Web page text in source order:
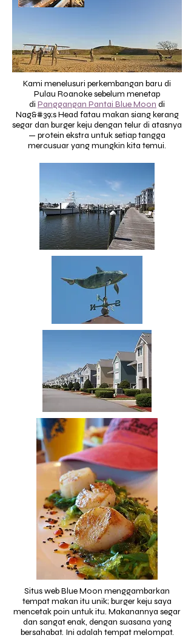
Kami menelusuri perkembangan baru di
Pulau Roanoke sebelum menetap
di Panggangan Pantai Blue Moon di
Nag&#39;s Head fatau makan siang kerang
segar dan burger keju dengan telur di atasnya
— protein ekstra untuk setiap tangga
mercusuar yang mungkin kita temui.
Situs web Blue Moon menggambarkan
tempat makan itu unik; burger keju saya
mencetak poin untuk itu. Makanannya segar
dan sangat enak, dengan suasana yang
bersahabat. Ini adalah tempat melompat.